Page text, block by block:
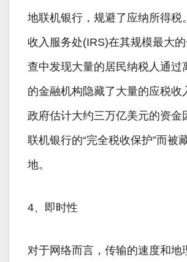
地联机银行，规避了应纳所得税
收入服务处(IRS)在其规模最大
查中发现大量的居民纳税人通过
的金融机构隐藏了大量的应税收
政府估计大约三万亿美元的资金
联机银行的“完全税收保护”而被
地。
4、即时性
对于网络而言，传输的速度和地